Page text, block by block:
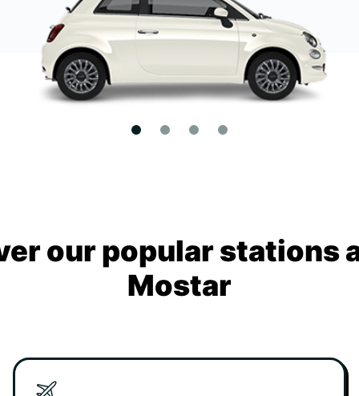
our popular stations
Mostar